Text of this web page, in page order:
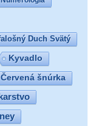
Duch Svätý
Kyvadlo
Červená šnúrka